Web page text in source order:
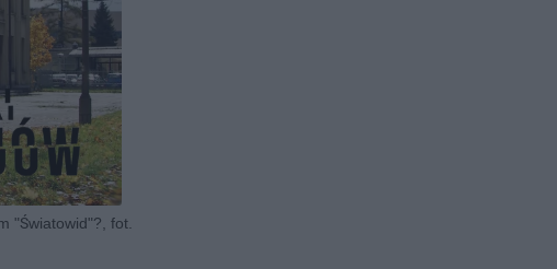
"Światowid"?, fot.